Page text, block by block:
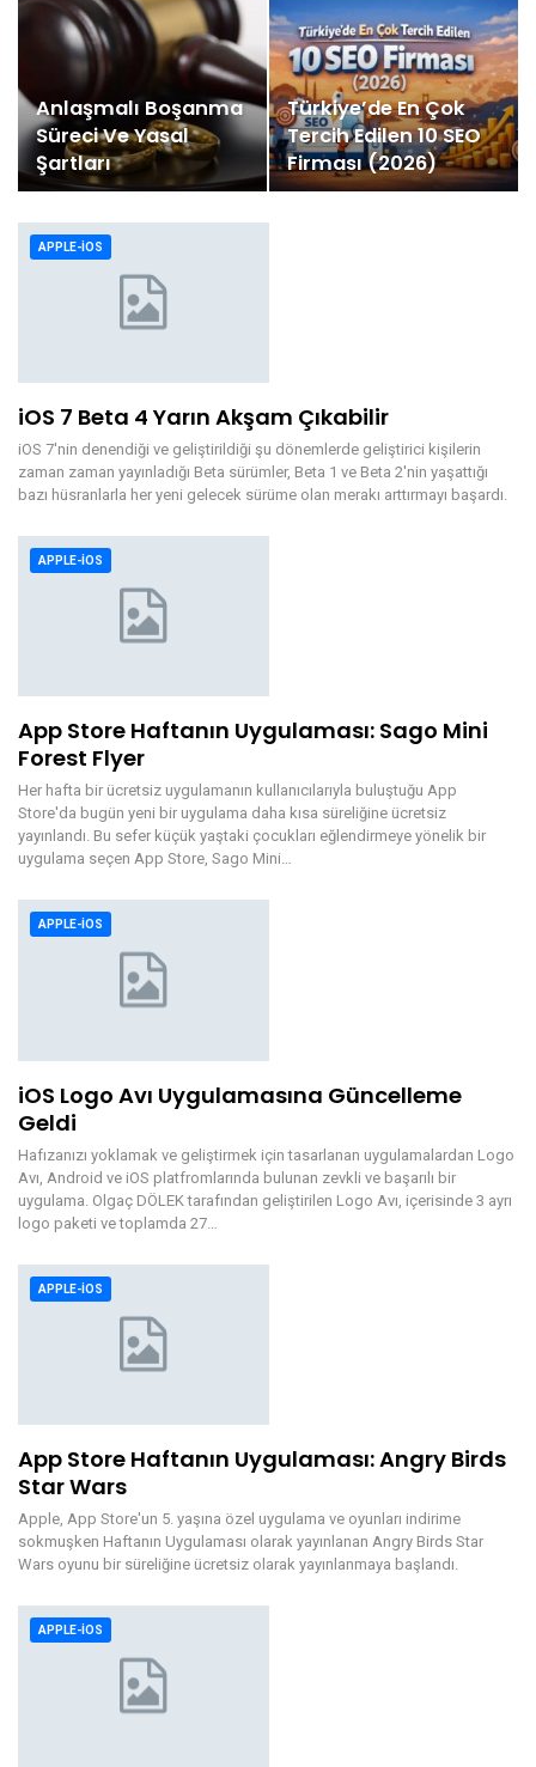
Anlaşmalı Boşanma
Süreci Ve Yasal
Şartları
Türkiye’de En Çok
Tercih Edilen 10 SEO
Firması (2026)
APPLE-IOS
iOS 7 Beta 4 Yarın Akşam Çıkabilir
iOS 7'nin denendiği ve geliştirildiği şu dönemlerde geliştirici kişilerin
zaman zaman yayınladığı Beta sürümler, Beta 1 ve Beta 2'nin yaşattığı
bazı hüsranlarla her yeni gelecek sürüme olan merakı arttırmayı başardı.
APPLE-IOS
App Store Haftanın Uygulaması: Sago Mini
Forest Flyer
Her hafta bir ücretsiz uygulamanın kullanıcılarıyla buluştuğu App
Store'da bugün yeni bir uygulama daha kısa süreliğine ücretsiz
yayınlandı. Bu sefer küçük yaştaki çocukları eğlendirmeye yönelik bir
uygulama seçen App Store, Sago Mini…
APPLE-IOS
iOS Logo Avı Uygulamasına Güncelleme
Geldi
Hafızanızı yoklamak ve geliştirmek için tasarlanan uygulamalardan Logo
Avı, Android ve iOS platfromlarında bulunan zevkli ve başarılı bir
uygulama. Olgaç DÖLEK tarafından geliştirilen Logo Avı, içerisinde 3 ayrı
logo paketi ve toplamda 27…
APPLE-IOS
App Store Haftanın Uygulaması: Angry Birds
Star Wars
Apple, App Store'un 5. yaşına özel uygulama ve oyunları indirime
sokmuşken Haftanın Uygulaması olarak yayınlanan Angry Birds Star
Wars oyunu bir süreliğine ücretsiz olarak yayınlanmaya başlandı.
APPLE-IOS